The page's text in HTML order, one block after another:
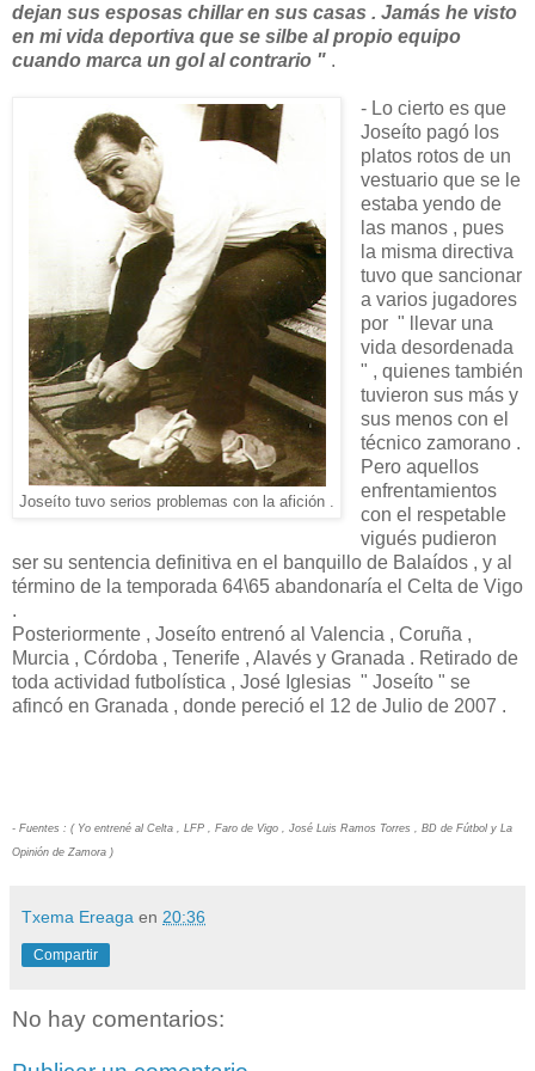
dejan sus esposas chillar en sus casas . Jamás he visto
en mi vida deportiva que se silbe al propio equipo
cuando marca un gol al contrario " .
Joseíto tuvo serios problemas con la afición .
- Lo cierto es que
Joseíto pagó los
platos rotos de un
vestuario que se le
estaba yendo de
las manos , pues
la misma directiva
tuvo que sancionar
a varios jugadores
por " llevar una
vida desordenada
" , quienes también
tuvieron sus más y
sus menos con el
técnico zamorano .
Pero aquellos
enfrentamientos
con el respetable
vigués pudieron
ser su sentencia definitiva en el banquillo de Balaídos , y al
término de la temporada 64\65 abandonaría el Celta de Vigo
.
Posteriormente , Joseíto entrenó al Valencia , Coruña ,
Murcia , Córdoba , Tenerife , Alavés y Granada . Retirado de
toda actividad futbolística , José Iglesias " Joseíto " se
afincó en Granada , donde pereció el 12 de Julio de 2007 .
- Fuentes : ( Yo entrené al Celta , LFP , Faro de Vigo , José Luis Ramos Torres , BD de Fútbol y La
Opinión de Zamora )
Txema Ereaga en 20:36
Compartir
No hay comentarios: